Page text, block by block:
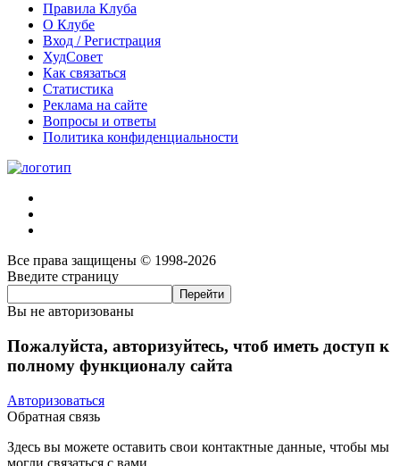
Правила Клуба
О Клубе
Вход / Регистрация
ХудСовет
Как связаться
Статистика
Реклама на сайте
Вопросы и ответы
Политика конфиденциальности
Все права защищены © 1998-2026
Введите страницу
Вы не авторизованы
Пожалуйста, авторизуйтесь, чтоб иметь доступ к
полному функционалу сайта
Авторизоваться
Обратная связь
Здесь вы можете оставить свои контактные данные, чтобы мы
могли связаться с вами.